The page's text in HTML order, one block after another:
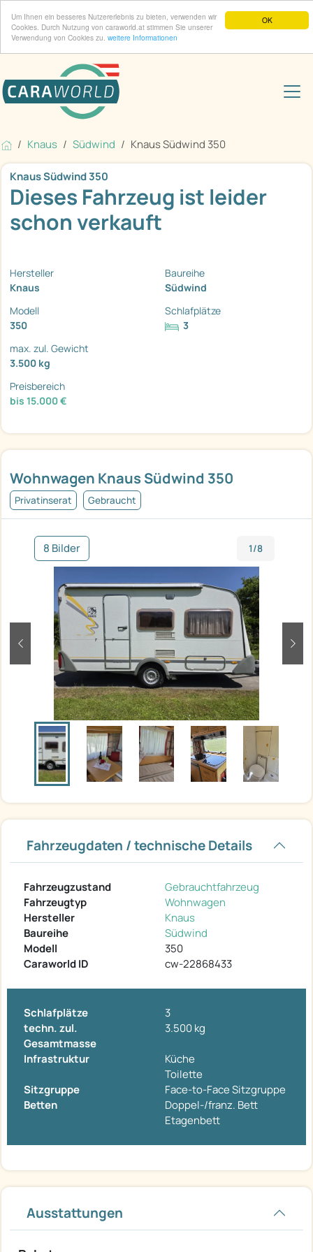
OK
Um Ihnen ein besseres Nutzererlebnis zu bieten, verwenden wir
Cookies. Durch Nutzung von caraworld.at stimmen Sie unserer
Verwendung von Cookies zu. weitere Informationen
Knaus Südwind Knaus Südwind 350
Wohnwagen Knaus Südwind 350
Privatinserat Gebraucht
8 Bilder 1/8
zurück
Fahrzeugdaten / technische Details
Fahrzeugzustand
Gebrauchtfahrzeug
Fahrzeugtyp
Wohnwagen
Hersteller
Knaus
Baureihe
Südwind
Modell
350
Caraworld ID
cw-22868433
Schlafplätze
3
techn. zul.
Gesamtmasse
3.500 kg
Infrastruktur
Küche
Toilette
Sitzgruppe
Face-to-Face Sitzgruppe
Betten
Doppel-/franz. Bett
Etagenbett
Ausstattungen
Knaus Südwind 350
Dieses Fahrzeug ist leider
schon verkauft
Hersteller
Knaus
Baureihe
Südwind
Modell
350
Schlafplätze
3
max. zul. Gewicht
3.500 kg
Preisbereich
bis 15.000 €